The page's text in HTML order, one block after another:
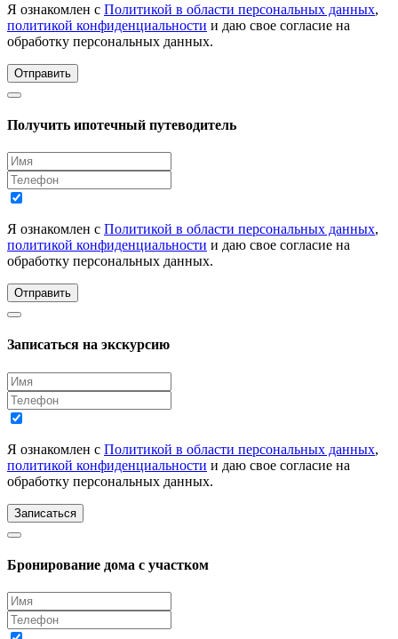
Я ознакомлен с Политикой в области персональных данных,
политикой конфиденциальности и даю свое согласие на
обработку персональных данных.
Отправить
Получить ипотечный путеводитель
Я ознакомлен с Политикой в области персональных данных,
политикой конфиденциальности и даю свое согласие на
обработку персональных данных.
Отправить
Записаться на экскурсию
Я ознакомлен с Политикой в области персональных данных,
политикой конфиденциальности и даю свое согласие на
обработку персональных данных.
Записаться
Бронирование дома с участком